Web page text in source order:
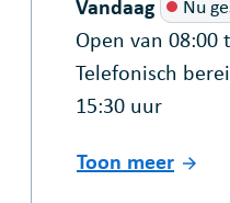
Nu
Open van 08:00
Telefonisch
15:30 uur
Toon meer